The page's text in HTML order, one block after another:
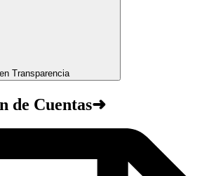
Transparencia
de Cuentas➜